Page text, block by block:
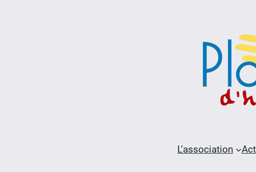
L’association